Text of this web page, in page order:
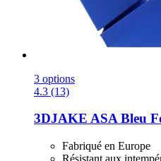
3 options
4.3 (13)
3DJAKE ASA Bleu
Fabriqué en Europe
Résistant aux